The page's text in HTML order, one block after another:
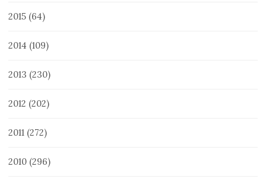
2015 (64)
2014 (109)
2013 (230)
2012 (202)
2011 (272)
2010 (296)